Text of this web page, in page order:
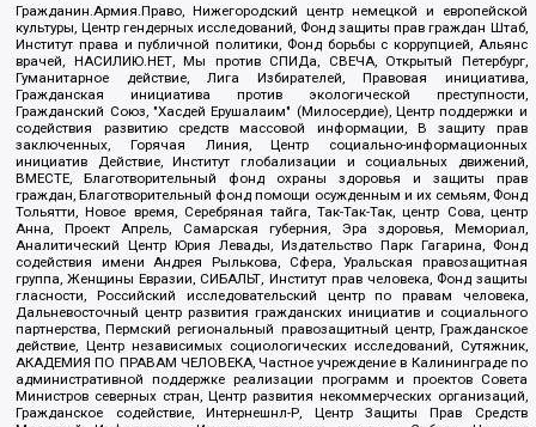
Гражданин.Армия.Право, Нижегородский центр немецкой и европейской
культуры, Центр гендерных исследований, Фонд защиты прав граждан Штаб,
Институт права и публичной политики, Фонд борьбы с коррупцией, Альянс
врачей, НАСИЛИЮ.НЕТ, Мы против СПИДа, СВЕЧА, Открытый Петербург,
Гуманитарное действие, Лига Избирателей, Правовая инициатива,
Гражданская инициатива против экологической преступности,
Гражданский Союз, "Хасдей Ерушалаим" (Милосердие), Центр поддержки и
содействия развитию средств массовой информации, В защиту прав
заключенных, Горячая Линия, Центр социально-информационных
инициатив Действие, Институт глобализации и социальных движений,
ВМЕСТЕ, Благотворительный фонд охраны здоровья и защиты прав
граждан, Благотворительный фонд помощи осужденным и их семьям, Фонд
Тольятти, Новое время, Серебряная тайга, Так-Так-Так, центр Сова, центр
Анна, Проект Апрель, Самарская губерния, Эра здоровья, Мемориал,
Аналитический Центр Юрия Левады, Издательство Парк Гагарина, Фонд
содействия имени Андрея Рылькова, Сфера, Уральская правозащитная
группа, Женщины Евразии, СИБАЛЬТ, Институт прав человека, Фонд защиты
гласности, Российский исследовательский центр по правам человека,
Дальневосточный центр развития гражданских инициатив и социального
партнерства, Пермский региональный правозащитный центр, Гражданское
действие, Центр независимых социологических исследований, Сутяжник,
АКАДЕМИЯ ПО ПРАВАМ ЧЕЛОВЕКА, Частное учреждение в Калининграде по
административной поддержке реализации программ и проектов Совета
Министров северных стран, Центр развития некоммерческих организаций,
Гражданское содействие, Интернешнл-Р, Центр Защиты Прав Средств